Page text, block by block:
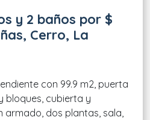
y 2 baños por $
Cerro, La
con 99.9 m2, puerta
bloques, cubierta y
armado, dos plantas, sala,